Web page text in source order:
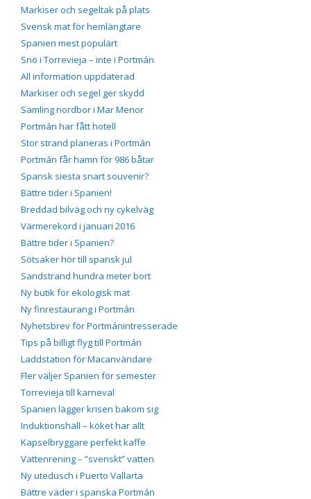
Markiser och segeltak på plats
Svensk mat för hemlängtare
Spanien mest populärt
Snö i Torrevieja – inte i Portmán
All information uppdaterad
Markiser och segel ger skydd
Samling nordbor i Mar Menor
Portmán har fått hotell
Stor strand planeras i Portmán
Portmán får hamn för 986 båtar
Spansk siesta snart souvenir?
Bättre tider i Spanien!
Breddad bilväg och ny cykelväg
Värmerekord i januari 2016
Bättre tider i Spanien?
Sötsaker hör till spansk jul
Sandstrand hundra meter bort
Ny butik för ekologisk mat
Ny finrestaurang i Portmán
Nyhetsbrev för Portmánintresserade
Tips på billigt flyg till Portmán
Laddstation för Macanvändare
Fler väljer Spanien för semester
Torrevieja till karneval
Spanien lägger krisen bakom sig
Induktionshäll – köket har allt
Kapselbryggare perfekt kaffe
Vattenrening – ”svenskt” vatten
Ny utedusch i Puerto Vallarta
Bättre väder i spanska Portmán